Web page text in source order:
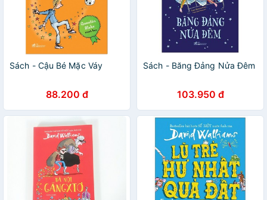
Sách - Cậu Bé Mặc Váy
88.200 đ
Sách - Băng Đảng Nửa Đêm
103.950 đ